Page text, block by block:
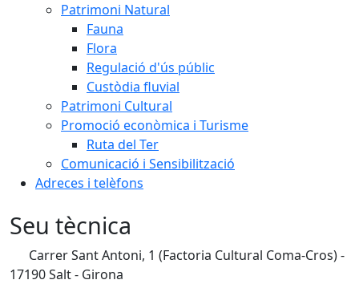
Patrimoni Natural
Fauna
Flora
Regulació d'ús públic
Custòdia fluvial
Patrimoni Cultural
Promoció econòmica i Turisme
Ruta del Ter
Comunicació i Sensibilització
Adreces i telèfons
Seu tècnica
Carrer Sant Antoni, 1 (Factoria Cultural Coma-Cros) -
17190 Salt - Girona